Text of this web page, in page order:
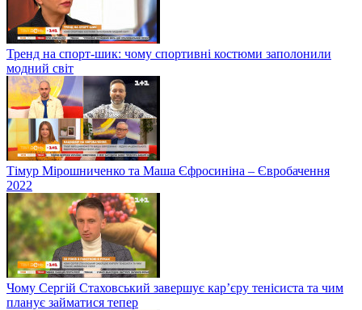
Тренд на спорт-шик: чому спортивні костюми заполонили
модний світ
Тімур Мірошниченко та Маша Єфросиніна – Євробачення
2022
Чому Сергій Стаховський завершує кар’єру тенісиста та чим
планує займатися тепер